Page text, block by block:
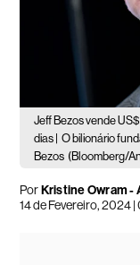
Jeff Bezos vende
dias |
O bilionário
Bezos (Bloomberg/
PorKristine Owram -
14 de Fevereiro, 2024